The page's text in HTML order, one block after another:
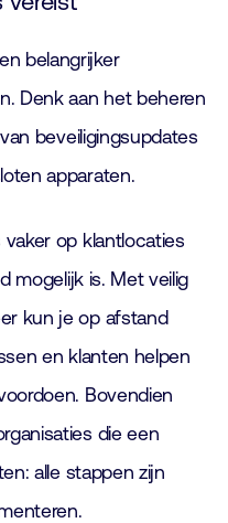
belangrijker
Denk aan het beheren
beveiligingsupdates
apparaten.
op klantlocaties
mogelijk is. Met veilig
kun je op afstand
en klanten helpen
Bovendien
die een
alle stappen zijn